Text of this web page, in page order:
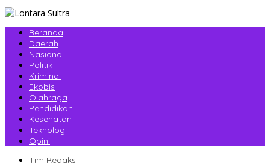
Beranda
Daerah
Nasional
Politik
Kriminal
Ekobis
Olahraga
Pendidikan
Kesehatan
Teknologi
Opini
Tim Redaksi